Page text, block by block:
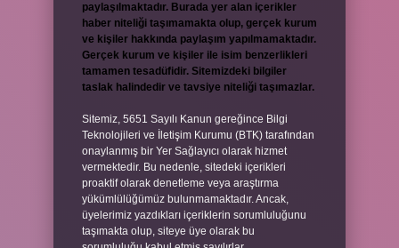
paylaşılmaktadır. Burada yer alan içerikler
haber niteliği taşımamakta olup, gerçek kurum
ve kişiler hakkında paylaşım yapılmamaktadır.
Gerçek kurum ve kişiler ile isim benzerlikleri
tamamen tesadüfidir. Sitemizdeki bilgiler
taslak halindedir ve tavsiye niteliği taşımazlar.
Sitemiz, 5651 Sayılı Kanun gereğince Bilgi
Teknolojileri ve İletişim Kurumu (BTK) tarafından
onaylanmış bir Yer Sağlayıcı olarak hizmet
vermektedir. Bu nedenle, sitedeki içerikleri
proaktif olarak denetleme veya araştırma
yükümlülüğümüz bulunmamaktadır. Ancak,
üyelerimiz yazdıkları içeriklerin sorumluluğunu
taşımakta olup, siteye üye olarak bu